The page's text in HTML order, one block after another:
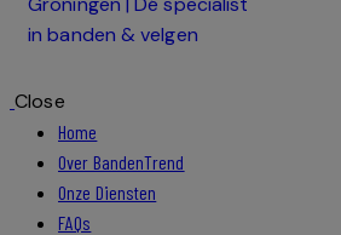
Close
Home
Over BandenTrend
Onze Diensten
FAQs